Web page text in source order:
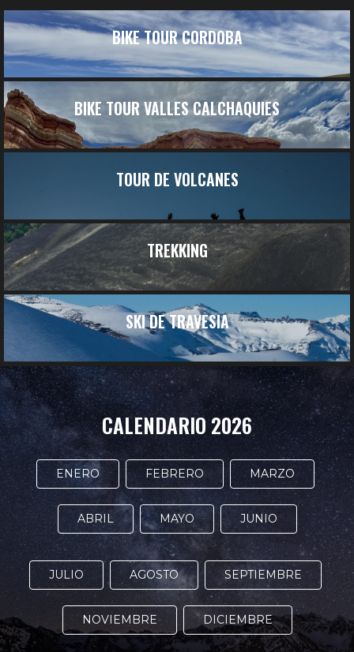
BIKE TOUR CORDOBA
BIKE TOUR VALLES CALCHAQUIES
TOUR DE VOLCANES
TREKKING
SKI DE TRAVESIA
CALENDARIO 2026
ENERO FEBRERO MARZO
ABRIL MAYO JUNIO
JULIO AGOSTO SEPTIEMBRE
NOVIEMBRE DICIEMBRE